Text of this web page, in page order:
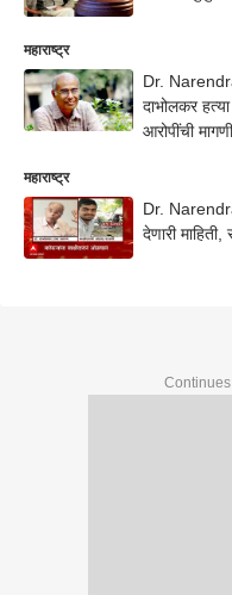
महाराष्ट्र
Dr. Narendra
दाभोलकर
आरोपींची
महाराष्ट्र
Dr.
देणारी